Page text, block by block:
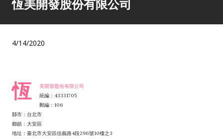
恆美開發股份有限公司
4/14/2020
恆
美開發股份有限公司
統編：43331705
郵編：106
縣市：台北市
鄉鎮：大安區
地址：臺北市大安區信義路4段296號10樓之3